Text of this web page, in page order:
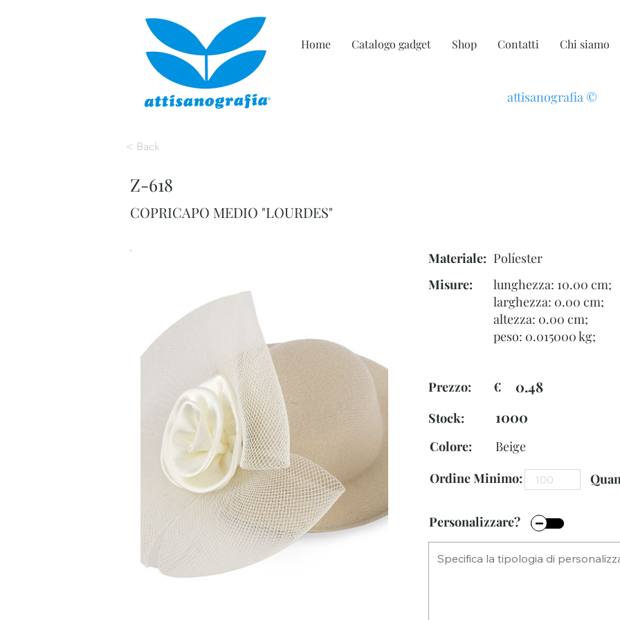
Home Catalogo gadget Shop Contatti Chi siamo
attisanografia ©
< Back
Z-618
COPRICAPO MEDIO "LOURDES"
Materiale: Políester
Misure:
lunghezza: 10.00 cm;
larghezza: 0.00 cm;
altezza: 0.00 cm;
peso: 0.015000 kg;
Prezzo: € 0.48
Stock: 1000
Beige
Colore:
Ordine Minimo:
Personalizzare?